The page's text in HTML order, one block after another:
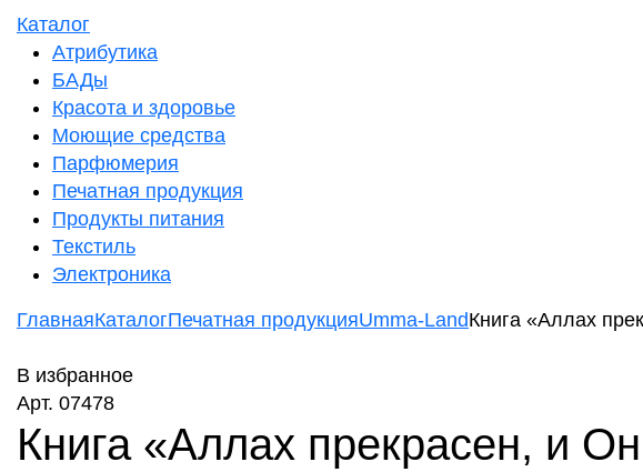
Каталог
Атрибутика
БАДы
Красота и здоровье
Моющие средства
Парфюмерия
Печатная продукция
Продукты питания
Текстиль
Электроника
ГлавнаяКаталогПечатная продукцияUmma-LandКнига «Аллах
В избранное
Арт. 07478
Книга «Аллах прекрасен, и